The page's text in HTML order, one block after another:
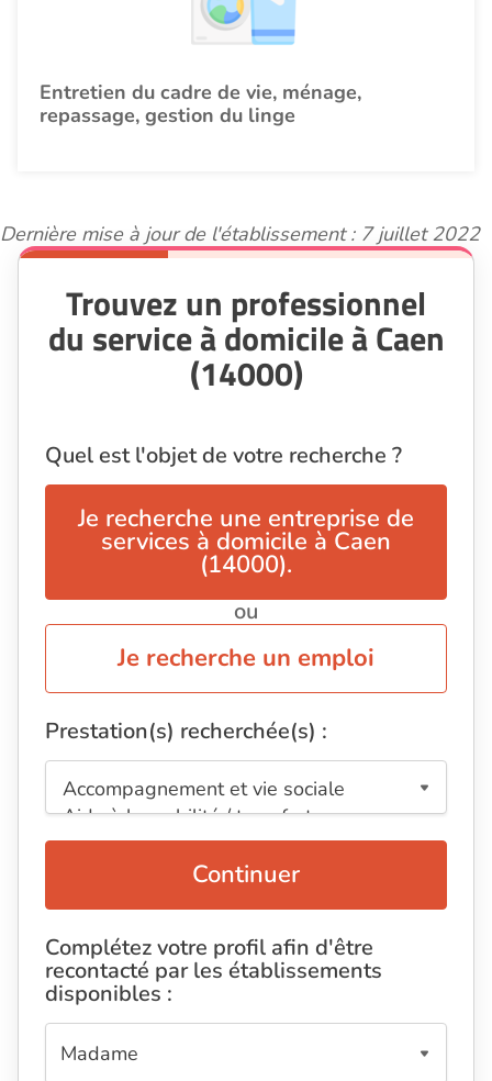
Entretien du cadre de vie, ménage,
repassage, gestion du linge
Dernière mise à jour de l'établissement : 7 juillet 2022
Trouvez un professionnel
du service à domicile à Caen
(14000)
Quel est l'objet de votre recherche ?
Je recherche une entreprise de
services à domicile à Caen
(14000).
ou
Je recherche un emploi
Prestation(s) recherchée(s) :
Continuer
Complétez votre profil afin d'être
recontacté par les établissements
disponibles :